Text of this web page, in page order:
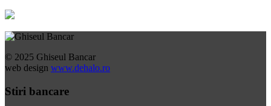
© 2025 Ghiseul Bancar
web design www.dehalo.ro
Stiri bancare